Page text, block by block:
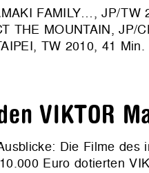
FAMILY…, JP/TW
THE MOUNTAIN, JP/
TW 2010, 41 Min.
VIKTOR
Die Filme des
Euro dotierten